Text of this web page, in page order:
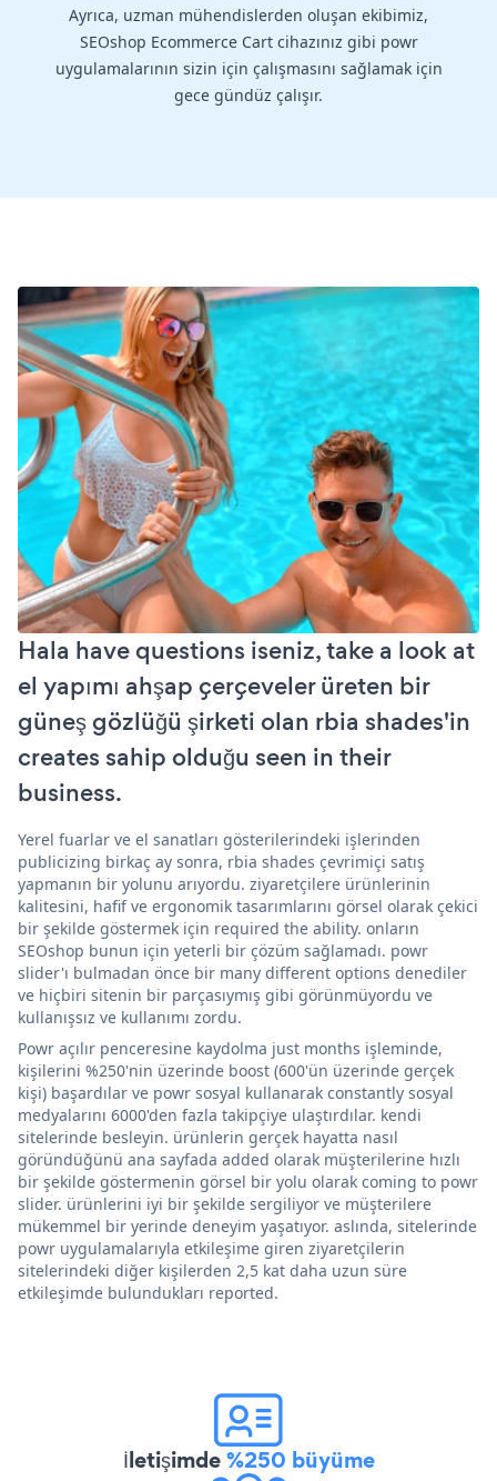
Ayrıca, uzman mühendislerden oluşan ekibimiz,
SEOshop Ecommerce Cart cihazınız gibi powr
uygulamalarının sizin için çalışmasını sağlamak için
gece gündüz çalışır.
Hala have questions iseniz, take a look at
el yapımı ahşap çerçeveler üreten bir
güneş gözlüğü şirketi olan rbia shades'in
creates sahip olduğu seen in their
business.
Yerel fuarlar ve el sanatları gösterilerindeki işlerinden
publicizing birkaç ay sonra, rbia shades çevrimiçi satış
yapmanın bir yolunu arıyordu. ziyaretçilere ürünlerinin
kalitesini, hafif ve ergonomik tasarımlarını görsel olarak çekici
bir şekilde göstermek için required the ability. onların
SEOshop bunun için yeterli bir çözüm sağlamadı. powr
slider'ı bulmadan önce bir many different options denediler
ve hiçbiri sitenin bir parçasıymış gibi görünmüyordu ve
kullanışsız ve kullanımı zordu.
Powr açılır penceresine kaydolma just months işleminde,
kişilerini %250'nin üzerinde boost (600'ün üzerinde gerçek
kişi) başardılar ve powr sosyal kullanarak constantly sosyal
medyalarını 6000'den fazla takipçiye ulaştırdılar. kendi
sitelerinde besleyin. ürünlerin gerçek hayatta nasıl
göründüğünü ana sayfada added olarak müşterilerine hızlı
bir şekilde göstermenin görsel bir yolu olarak coming to powr
slider. ürünlerini iyi bir şekilde sergiliyor ve müşterilere
mükemmel bir yerinde deneyim yaşatıyor. aslında, sitelerinde
powr uygulamalarıyla etkileşime giren ziyaretçilerin
sitelerindeki diğer kişilerden 2,5 kat daha uzun süre
etkileşimde bulundukları reported.
İletişimde%250 büyüme